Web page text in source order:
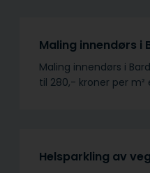
Maling innendørs i
Maling innendørs i
til 280,- kroner per m²
Helsparkling av